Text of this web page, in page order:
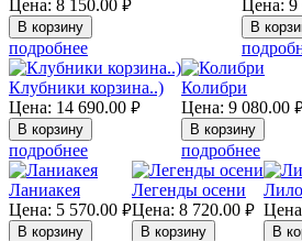
Цена: 8 150.00 руб.
подробнее
Цена: 9
Клубники корзина..)
Цена: 14 690.00 руб.
подробнее
Колибри
Цена: 9 080.00
подробнее
Ланиакея
Цена: 5 570.00 руб.
Легенды осени
Цена: 8 720.00 руб.